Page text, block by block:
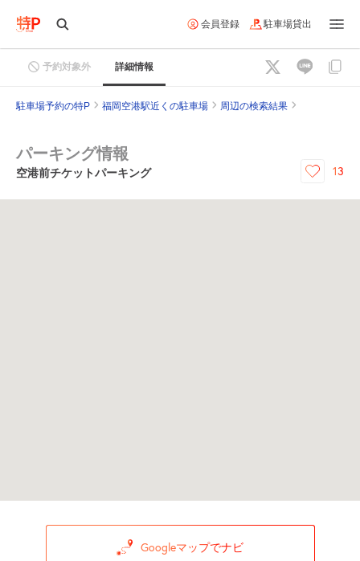
会員登録 駐車場貸出
予約対象外 詳細情報
駐車場予約の特P 福岡空港駅近くの駐車場 周辺の検索結果
パーキング情報
空港前チケットパーキング 13
Googleマップでナビ